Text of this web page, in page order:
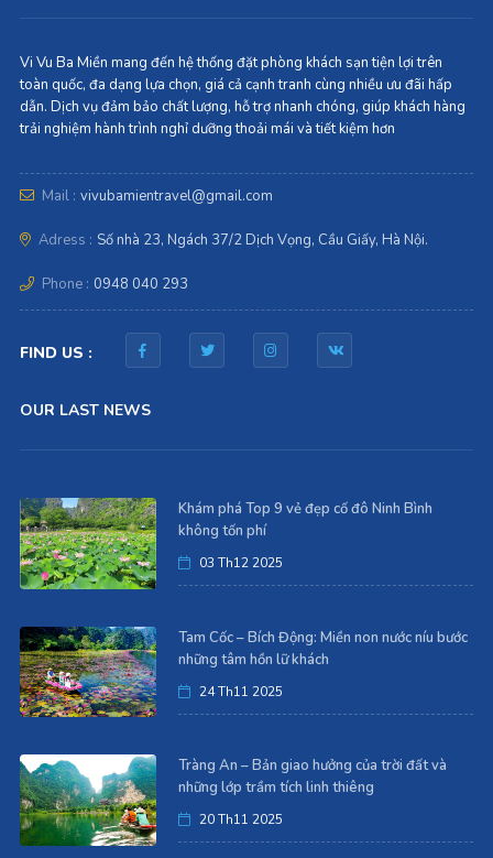
Vi Vu Ba Miền mang đến hệ thống đặt phòng khách sạn tiện lợi trên
toàn quốc, đa dạng lựa chọn, giá cả cạnh tranh cùng nhiều ưu đãi hấp
dẫn. Dịch vụ đảm bảo chất lượng, hỗ trợ nhanh chóng, giúp khách hàng
trải nghiệm hành trình nghỉ dưỡng thoải mái và tiết kiệm hơn
Mail : vivubamientravel@gmail.com
Adress : Số nhà 23, Ngách 37/2 Dịch Vọng, Cầu Giấy, Hà Nội.
Phone : 0948 040 293
FIND US :
OUR LAST NEWS
Khám phá Top 9 vẻ đẹp cố đô Ninh Bình
không tốn phí
03 Th12 2025
Tam Cốc – Bích Động: Miền non nước níu bước
những tâm hồn lữ khách
24 Th11 2025
Tràng An – Bản giao hưởng của trời đất và
những lớp trầm tích linh thiêng
20 Th11 2025